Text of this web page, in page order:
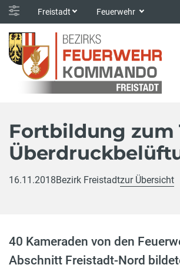
Freistadt Feuerwehr
Fortbildung zum
16.11.2018Bezirk Freistadtzur Übersicht
40 Kameraden von den
Abschnitt Freistadt-Nord